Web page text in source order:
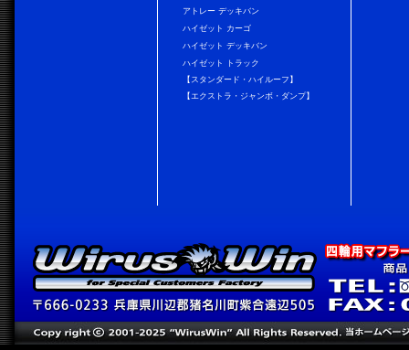
アトレー デッキバン
ハイゼット カーゴ
ハイゼット デッキバン
ハイゼット トラック
【スタンダード・ハイルーフ】
【エクストラ・ジャンボ・ダンプ】